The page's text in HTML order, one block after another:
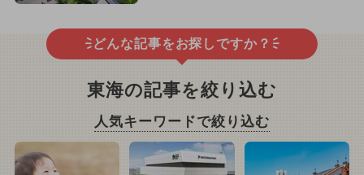
どんな記事をお探しですか？
東海の記事を絞り込む
人気キーワードで絞り込む